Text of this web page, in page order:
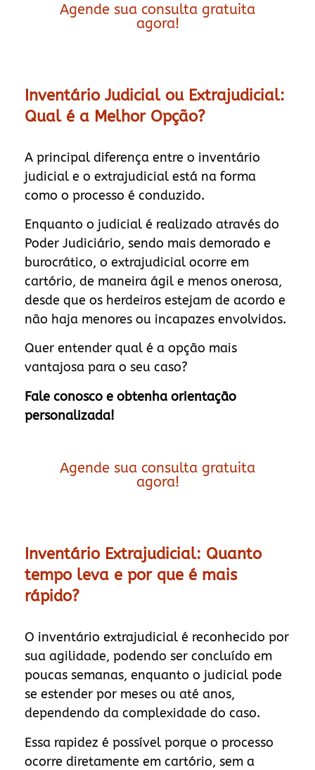
Agende sua consulta gratuita
agora!
Inventário Judicial ou Extrajudicial:
Qual é a Melhor Opção?
A principal diferença entre o inventário
judicial e o extrajudicial está na forma
como o processo é conduzido.
Enquanto o judicial é realizado através do
Poder Judiciário, sendo mais demorado e
burocrático, o extrajudicial ocorre em
cartório, de maneira ágil e menos onerosa,
desde que os herdeiros estejam de acordo e
não haja menores ou incapazes envolvidos.
Quer entender qual é a opção mais
vantajosa para o seu caso?
Fale conosco e obtenha orientação
personalizada!
Agende sua consulta gratuita
agora!
Inventário Extrajudicial: Quanto
tempo leva e por que é mais
rápido?
O inventário extrajudicial é reconhecido por
sua agilidade, podendo ser concluído em
poucas semanas, enquanto o judicial pode
se estender por meses ou até anos,
dependendo da complexidade do caso.
Essa rapidez é possível porque o processo
ocorre diretamente em cartório, sem a